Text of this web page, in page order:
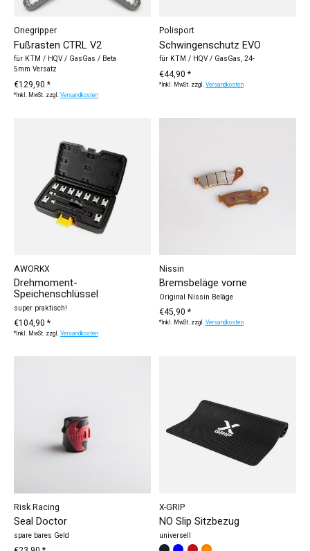
Onegripper
Fußrasten CTRL V2
für KTM / HQV / GasGas / Beta
5mm Versatz
€129,90 *
*Inkl. MwSt. zzgl.Versandkosten
Polisport
Schwingenschutz EVO
für KTM / HQV / GasGas, 24-
€44,90 *
*Inkl. MwSt. zzgl.Versandkosten
AWORKX
Drehmoment-
Speichenschlüssel
super praktisch!
€104,90 *
*Inkl. MwSt. zzgl.Versandkosten
Nissin
Bremsbeläge vorne
Original Nissin Beläge
€45,90 *
*Inkl. MwSt. zzgl.Versandkosten
Risk Racing
Seal Doctor
spare bares Geld
X-GRIP
NO Slip Sitzbezug
universell